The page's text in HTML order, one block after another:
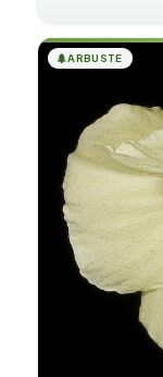
🌲ARBUSTE